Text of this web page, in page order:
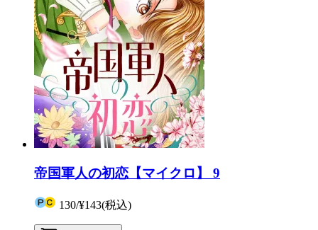
帝国軍人の初恋【マイクロ】 9
130/¥143(税込)